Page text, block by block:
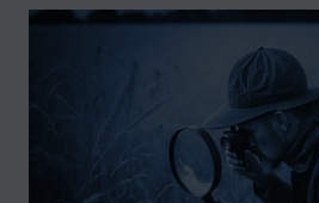
PASST
AKTIEN
ODER
ETFS?